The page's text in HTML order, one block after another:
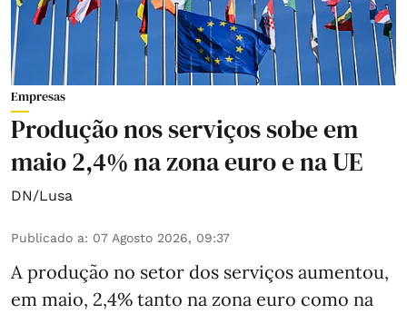
Empresas
Produção nos serviços sobe em
maio 2,4% na zona euro e na UE
DN/Lusa
Publicado a: 07 Agosto 2026, 09:37
A produção no setor dos serviços aumentou,
em maio, 2,4% tanto na zona euro como na